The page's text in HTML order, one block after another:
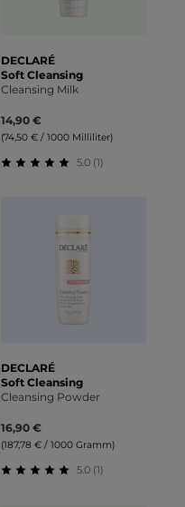
DECLARÉ
Soft Cleansing
Cleansing Milk
14,90 €
(74,50 € / 1000 Milliliter)
5.0 (1)
DECLARÉ
Soft Cleansing
Cleansing Powder
16,90 €
(187,78 € / 1000 Gramm)
5.0 (1)